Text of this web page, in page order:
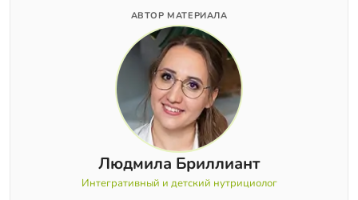
АВТОР МАТЕРИАЛА
Людмила Бриллиант
Интегративный и детский нутрициолог